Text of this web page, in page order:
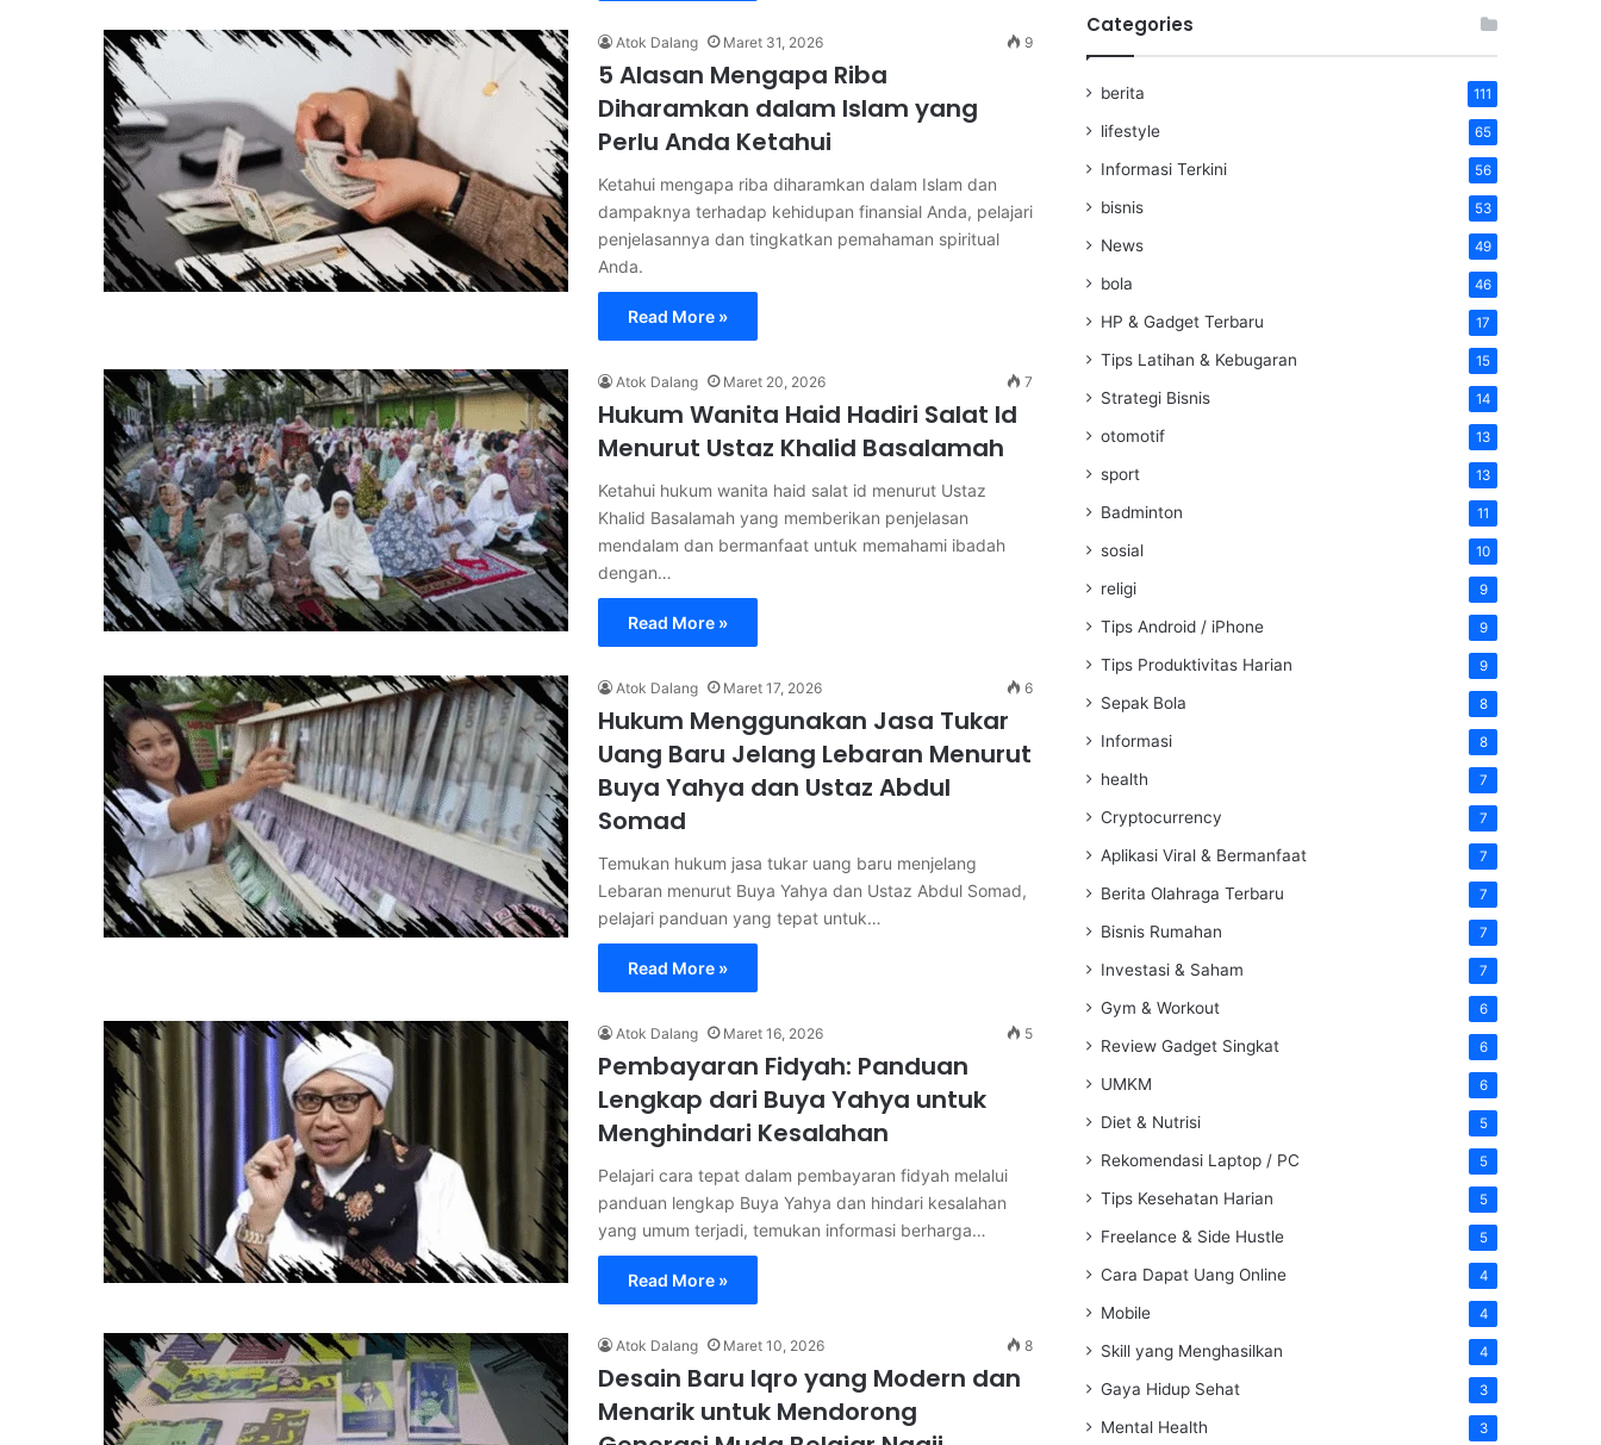
Atok Dalang Maret 31, 2026 9
5 Alasan Mengapa Riba
Diharamkan dalam Islam yang
Perlu Anda Ketahui
Ketahui mengapa riba diharamkan dalam Islam dan
dampaknya terhadap kehidupan finansial Anda, pelajari
penjelasannya dan tingkatkan pemahaman spiritual
Anda.
Read More »
Atok Dalang Maret 20, 2026 7
Hukum Wanita Haid Hadiri Salat Id
Menurut Ustaz Khalid Basalamah
Ketahui hukum wanita haid salat id menurut Ustaz
Khalid Basalamah yang memberikan penjelasan
mendalam dan bermanfaat untuk memahami ibadah
dengan…
Read More »
Atok Dalang Maret 17, 2026 6
Hukum Menggunakan Jasa Tukar
Uang Baru Jelang Lebaran Menurut
Buya Yahya dan Ustaz Abdul
Somad
Temukan hukum jasa tukar uang baru menjelang
Lebaran menurut Buya Yahya dan Ustaz Abdul Somad,
pelajari panduan yang tepat untuk…
Read More »
Atok Dalang Maret 16, 2026 5
Pembayaran Fidyah: Panduan
Lengkap dari Buya Yahya untuk
Menghindari Kesalahan
Pelajari cara tepat dalam pembayaran fidyah melalui
panduan lengkap Buya Yahya dan hindari kesalahan
yang umum terjadi, temukan informasi berharga…
Read More »
Atok Dalang Maret 10, 2026 8
Desain Baru Iqro yang Modern dan
Menarik untuk Mendorong
Categories
berita 111
lifestyle 65
Informasi Terkini 56
bisnis 53
News 49
bola 46
HP & Gadget Terbaru 17
Tips Latihan & Kebugaran 15
Strategi Bisnis 14
otomotif 13
sport 13
Badminton 11
sosial 10
religi 9
Tips Android / iPhone 9
Tips Produktivitas Harian 9
Sepak Bola 8
Informasi 8
health 7
Cryptocurrency 7
Aplikasi Viral & Bermanfaat 7
Berita Olahraga Terbaru 7
Bisnis Rumahan 7
Investasi & Saham 7
Gym & Workout 6
Review Gadget Singkat 6
UMKM 6
Diet & Nutrisi 5
Rekomendasi Laptop / PC 5
Tips Kesehatan Harian 5
Freelance & Side Hustle 5
Cara Dapat Uang Online 4
Mobile 4
Skill yang Menghasilkan 4
Gaya Hidup Sehat 3
Mental Health 3